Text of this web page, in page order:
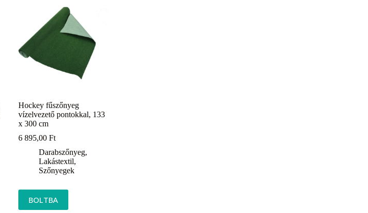
Hockey fűszőnyeg
vízelvezető pontokkal, 133
x 300 cm
6 895,00Ft
Darabszőnyeg,
Lakástextil,
Szőnyegek
BOLTBA